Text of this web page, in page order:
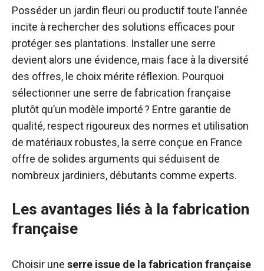
Posséder un jardin fleuri ou productif toute l’année
incite à rechercher des solutions efficaces pour
protéger ses plantations. Installer une serre
devient alors une évidence, mais face à la diversité
des offres, le choix mérite réflexion. Pourquoi
sélectionner une serre de fabrication française
plutôt qu’un modèle importé ? Entre garantie de
qualité, respect rigoureux des normes et utilisation
de matériaux robustes, la serre conçue en France
offre de solides arguments qui séduisent de
nombreux jardiniers, débutants comme experts.
Les avantages liés à la fabrication
française
Choisir une serre issue de la fabrication française